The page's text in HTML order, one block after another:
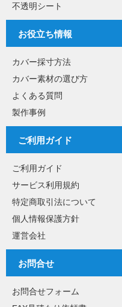
不透明シート
お役立ち情報
カバー採寸方法
カバー素材の選び方
よくある質問
製作事例
ご利用ガイド
ご利用ガイド
サービス利用規約
特定商取引法について
個人情報保護方針
運営会社
お問合せ
お問合せフォーム